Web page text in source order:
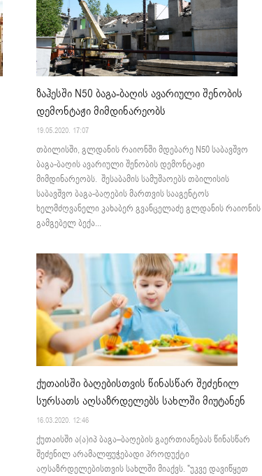
ზაჰესში N50 ბაგა-ბაღის ავარიული შენობის
დემონტაჟი მიმდინარეობს
19.05.2020. 17:07
თბილისში, გლდანის რაიონში მდებარე N50 საბავშვო
ბაგა-ბაღის ავარიული შენობის დემონტაჟი
მიმდინარეობს. შესაბამის სამუშაოებს თბილისის
საბავშვო ბაგა-ბაღების მართვის სააგენტოს
ხელმძღვანელი კახაბერ გვანცელაძე გლდანის რაიონის
გამგებელ ბექა...
ქუთაისში ბაღებისთვის წინასწარ შეძენილ
სურსათს აღსაზრდელებს სახლში მიუტანენ
16.03.2020. 12:46
ქუთაისში ა(ა)იპ ბაგა–ბაღების გაერთიანებას წინასწარ
შეძენილ არამალფუჭებადი პროდუქტი
აღსაზრდელებისთვის სახლში მიაქვს. "უკვე დავიწყეთ